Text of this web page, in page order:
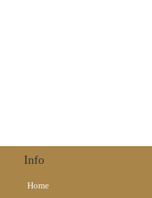
Info
Home